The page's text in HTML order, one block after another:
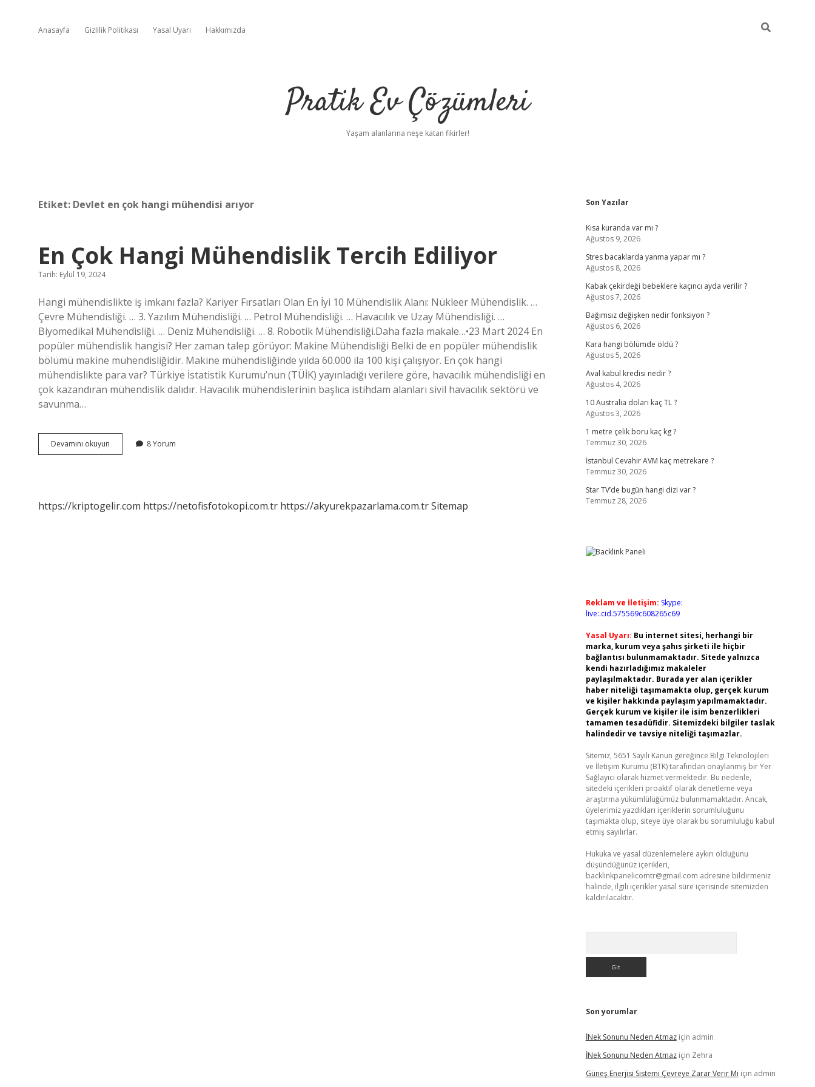
Anasayfa Gizlilik Politikası Yasal Uyarı Hakkımızda
Pratik Ev Çözümleri
Yaşam alanlarına neşe katan fikirler!
Etiket: Devlet en çok hangi mühendisi arıyor
En Çok Hangi Mühendislik Tercih Ediliyor
Tarih: Eylül 19, 2024
Hangi mühendislikte iş imkanı fazla? Kariyer Fırsatları Olan En İyi 10 Mühendislik Alanı: Nükleer Mühendislik. …
Çevre Mühendisliği. … 3. Yazılım Mühendisliği. … Petrol Mühendisliği. … Havacılık ve Uzay Mühendisliği. …
Biyomedikal Mühendisliği. … Deniz Mühendisliği. … 8. Robotik Mühendisliği.Daha fazla makale…•23 Mart 2024 En
popüler mühendislik hangisi? Her zaman talep görüyor: Makine Mühendisliği Belki de en popüler mühendislik
bölümü makine mühendisliğidir. Makine mühendisliğinde yılda 60.000 ila 100 kişi çalışıyor. En çok hangi
mühendislikte para var? Türkiye İstatistik Kurumu’nun (TÜİK) yayınladığı verilere göre, havacılık mühendisliği en
çok kazandıran mühendislik dalıdır. Havacılık mühendislerinin başlıca istihdam alanları sivil havacılık sektörü ve
savunma…
Devamını okuyun
Çok
8 Yorum
https://kriptogelir.com https://netofisfotokopi.com.tr https://akyurekpazarlama.com.trSitemap
Sidebar
Son Yazılar
Kısa kuranda var mı ?
Ağustos 9, 2026
Stres bacaklarda yanma yapar mı ?
Ağustos 8, 2026
Kabak çekirdeği bebeklere kaçıncı ayda verilir ?
Ağustos 7, 2026
Bağımsız değişken nedir fonksiyon ?
Ağustos 6, 2026
Kara hangi bölümde öldü ?
Ağustos 5, 2026
Aval kabul kredisi nedir ?
Ağustos 4, 2026
10 Australia doları kaç TL ?
Ağustos 3, 2026
1 metre çelik boru kaç kg ?
Temmuz 30, 2026
İstanbul Cevahir AVM kaç metrekare ?
Temmuz 30, 2026
Star TV’de bugün hangi dizi var ?
Temmuz 28, 2026
Reklam ve İletişim: Skype:
live:.cid.575569c608265c69
Yasal Uyarı: Bu internet sitesi, herhangi bir
marka, kurum veya şahıs şirketi ile hiçbir
bağlantısı bulunmamaktadır. Sitede yalnızca
kendi hazırladığımız makaleler
paylaşılmaktadır. Burada yer alan içerikler
haber niteliği taşımamakta olup, gerçek kurum
ve kişiler hakkında paylaşım yapılmamaktadır.
Gerçek kurum ve kişiler ile isim benzerlikleri
tamamen tesadüfidir. Sitemizdeki bilgiler taslak
halindedir ve tavsiye niteliği taşımazlar.
Sitemiz, 5651 Sayılı Kanun gereğince Bilgi Teknolojileri
ve İletişim Kurumu (BTK) tarafından onaylanmış bir Yer
Sağlayıcı olarak hizmet vermektedir. Bu nedenle,
sitedeki içerikleri proaktif olarak denetleme veya
araştırma yükümlülüğümüz bulunmamaktadır. Ancak,
üyelerimiz yazdıkları içeriklerin sorumluluğunu
taşımakta olup, siteye üye olarak bu sorumluluğu kabul
etmiş sayılırlar.
Hukuka ve yasal düzenlemelere aykırı olduğunu
düşündüğünüz içerikleri,
backlinkpanelicomtr@gmail.com adresine bildirmeniz
halinde, ilgili içerikler yasal süre içerisinde sitemizden
kaldırılacaktır.
Son yorumlar
İNek Sonunu Neden Atmaziçin admin
İNek Sonunu Neden Atmaziçin Zehra
Güneş Enerjisi Sistemi Çevreye Zarar Verir Mi için admin